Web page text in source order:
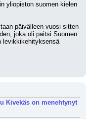
yliopiston suomen kielen
päivälleen vuosi sitten
joka oli paitsi Suomen
levikkikehityksensä
Kivekäs on menehtynyt